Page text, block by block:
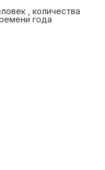
, количества
года